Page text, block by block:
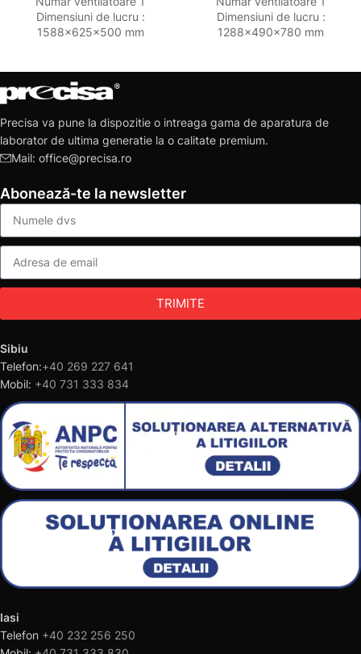
Dimensiuni de lucru :
1588x625x500 mm
Dimensiuni de lucru :
1288x490x780 mm
Precisa va pune la dispozitie o intreaga gama de aparatura de
laborator de ultima generatie la o calitate premium.
Mail: office@precisa.ro
Abonează-te la newsletter
TRIMITE
Sibiu
Telefon:+40 269 227 641
Mobil: +40 731 333 834
Iasi
Telefon +40 232 256 250